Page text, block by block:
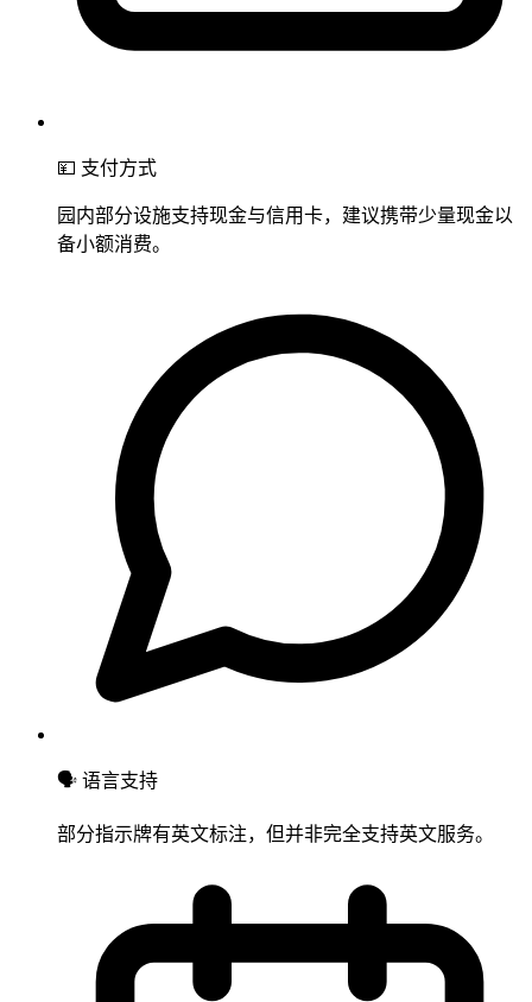
💴 支付方式
园内部分设施支持现金与信用卡，建议携带少量现金以
备小额消费。
🗣 语言支持
部分指示牌有英文标注，但并非完全支持英文服务。